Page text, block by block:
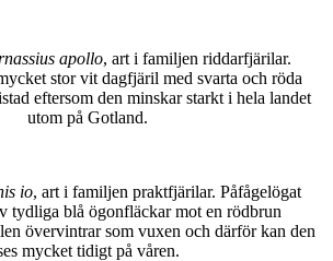
apollo, art i familjen riddarfjärilar.
stor vit dagfjäril med svarta och röda
eftersom den minskar starkt i hela landet
utom på Gotland.
io, art i familjen praktfjärilar. Påfågelögat
tydliga blå ögonfläckar mot en rödbrun
övervintrar som vuxen och därför kan den
mycket tidigt på våren.